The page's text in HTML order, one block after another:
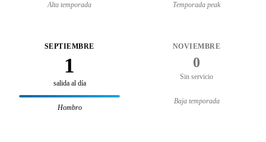
Alta temporada Temporada peak
SEPTIEMBRE
1
salida al día
Hombro
NOVIEMBRE
0
Sin servicio
Baja temporada